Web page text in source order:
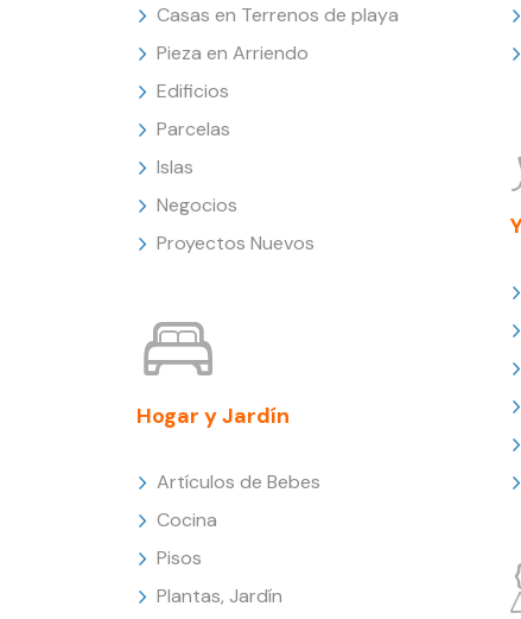
Casas en Terrenos de playa
Pieza en Arriendo
Edificios
Parcelas
Islas
Negocios
Proyectos Nuevos
Hogar y Jardín
Artículos de Bebes
Cocina
Pisos
Plantas, Jardín